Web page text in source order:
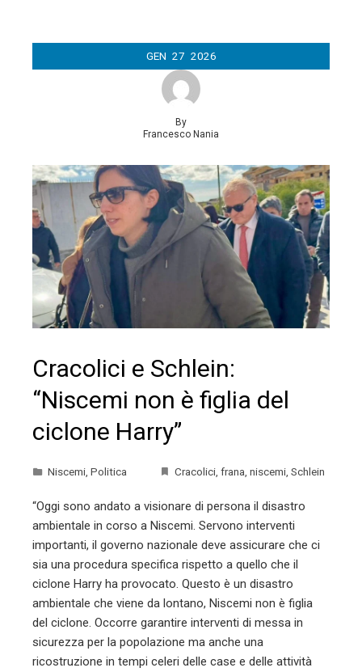
GEN 27 2026
By
Francesco Nania
Cracolici e Schlein:
“Niscemi non è figlia del
ciclone Harry”
Niscemi Politica Cracolici frana niscemi Schlein
“Oggi sono andato a visionare di persona il disastro
ambientale in corso a Niscemi. Servono interventi
importanti, il governo nazionale deve assicurare che ci
sia una procedura specifica rispetto a quello che il
ciclone Harry ha provocato. Questo è un disastro
ambientale che viene da lontano, Niscemi non è figlia
del ciclone. Occorre garantire interventi di messa in
sicurezza per la popolazione ma anche una
ricostruzione in tempi celeri delle case e delle attività